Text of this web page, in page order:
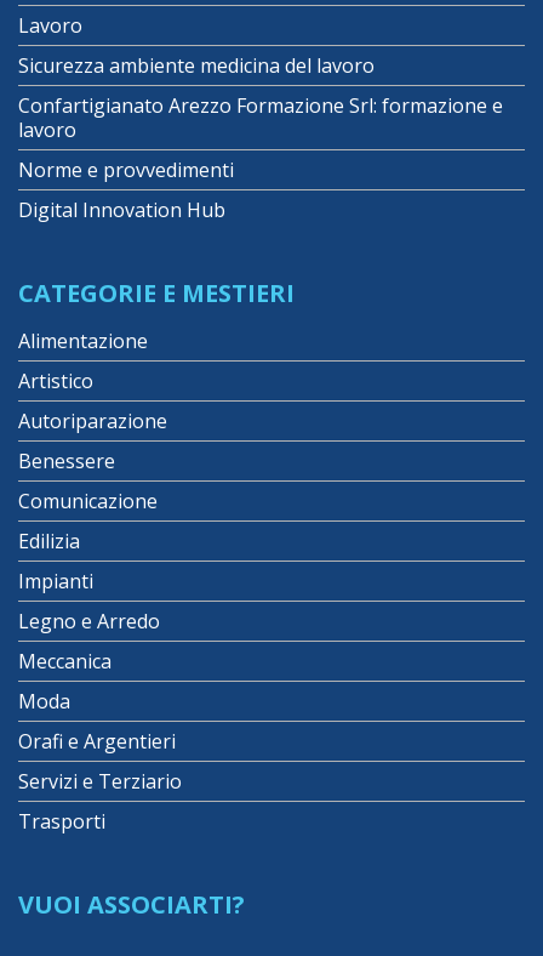
Lavoro
Sicurezza ambiente medicina del lavoro
Confartigianato Arezzo Formazione Srl: formazione e
lavoro
Norme e provvedimenti
Digital Innovation Hub
CATEGORIE E MESTIERI
Alimentazione
Artistico
Autoriparazione
Benessere
Comunicazione
Edilizia
Impianti
Legno e Arredo
Meccanica
Moda
Orafi e Argentieri
Servizi e Terziario
Trasporti
VUOI ASSOCIARTI?